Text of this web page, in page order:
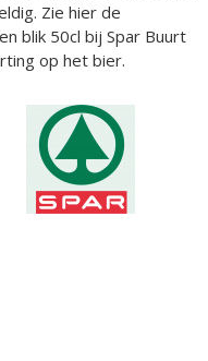
Zie hier de
blik 50cl bij Spar Buurt
op het bier.